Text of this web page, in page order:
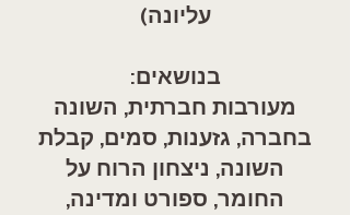
עליונה)
בנושאים:​
מעורבות חברתית, השונה
בחברה, גזענות, סמים, קבלת
השונה, ניצחון הרוח על
החומר, ספורט ומדינה,